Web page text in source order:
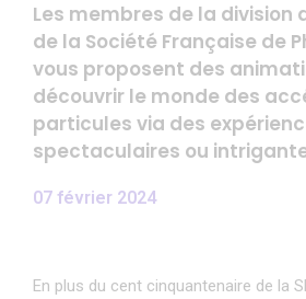
Les membres de la division
de la Société Française de
vous proposent des
découvrir le monde des
particules via des
spectaculaires ou
07 février 2024
En plus du cent cinquantenaire de la